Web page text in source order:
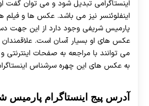
اینستاگرامی تبدیل شود و می توان گفت
اینفلوئنسر نیز می باشد. عکس ها و فیلم
پارمیس شریفی وجود دارد از این جهت
عکس های او بسیار آسان است. علاقمندان
می توانند با مراجعه به صفحات
به عکس های این چهره سرشناس
آدرس پیج اینستاگرام پارمیس